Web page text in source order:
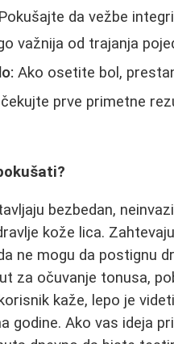
Pokušajte da vežbe
važnija od trajanja
Ako osetite bol,
prve primetne
bezbedan,
kože lica.
ne mogu da postignu
za očuvanje tonusa,
kaže, lepo je
godine. Ako vas ideja